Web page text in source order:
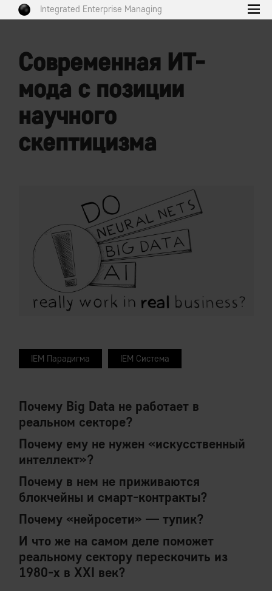
Integrated Enterprise Managing
Современная ИТ-
мода с позиции
научного
скептицизма
IEM Парадигма IEM Система
Почему Big Data не работает в
реальном секторе?
Почему ему не нужен «искусственный
интеллект»?
Почему в нем не приживаются
блокчейны и смарт-контракты?
Почему «нейросети» — тупик?
И что же на самом деле поможет
реальному сектору перескочить из
1980-х в XXI век?